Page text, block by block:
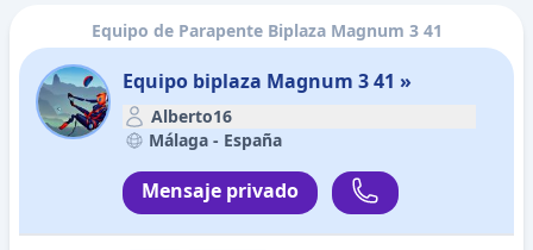
Equipo de Parapente Biplaza Magnum 3 41
Equipo biplaza Magnum 3 41 »
Alberto16
Málaga - España
Mensaje privado